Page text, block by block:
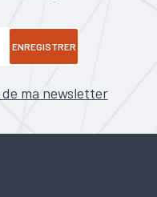
ENREGISTRER
ma newsletter